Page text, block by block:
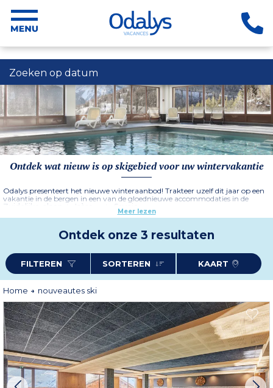
Zoeken op datum
Ontdek wat nieuw is op skigebied voor uw wintervakantie
Odalys presenteert het nieuwe winteraanbod! Trakteer uzelf dit jaar op een
vakantie in de bergen in een van de gloednieuwe accommodaties in de
Zuidelijke-alpen
Isère Savoie.
Kies voor een ski-in/ski-out verblijf in eenhotel of residentie van
met panoramisch uitzicht.
Meer lezen
Ontdek onze 3 resultaten
FILTEREN SORTEREN KAART
Home nouveautes ski